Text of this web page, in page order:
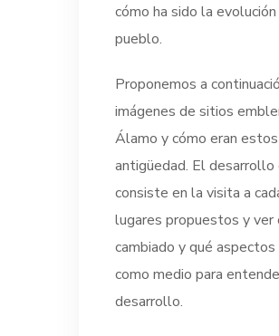
cómo ha sido la
pueblo.
Proponemos a
imágenes de sitios
Álamo y cómo eran
antigüedad. El desarrollo
consiste en la visita a
lugares propuestos y ver
cambiado y qué
como medio para
desarrollo.